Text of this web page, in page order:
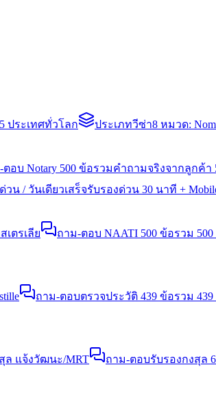
ประเทศทั่วโลก ประเภทวีซ่า8 หมวด:
อบ Notary 500 ข้อรวมคำถามจริงจากลูกค้า
วน / วันเดียวเสร็จรับรองด่วน 30 นาที +
เตรเลีย ถาม-ตอบ NAATI 500 ข้อรวม
ถาม-ตอบตรวจประวัติ 439 ข้อรวม
ล แจ้งวัฒนะ/MRT ถาม-ตอบรับรองกงสุล